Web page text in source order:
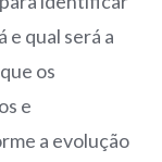
e qual será a
os
e
a evolução